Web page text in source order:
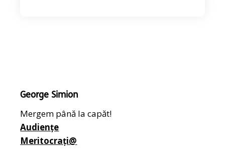
George Simion
Mergem până la capăt!
Audiențe
Meritocrați@